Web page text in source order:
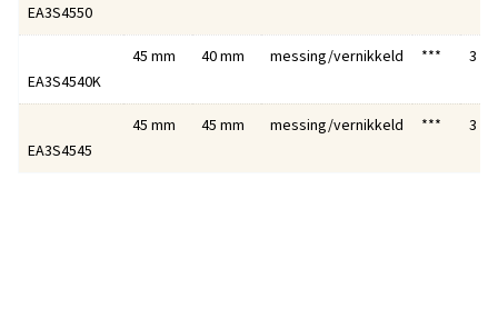
EA3S4550
EA3S4540K
45 mm 40 mm messing/vernikkeld *** 3
EA3S4545
45 mm 45 mm messing/vernikkeld *** 3